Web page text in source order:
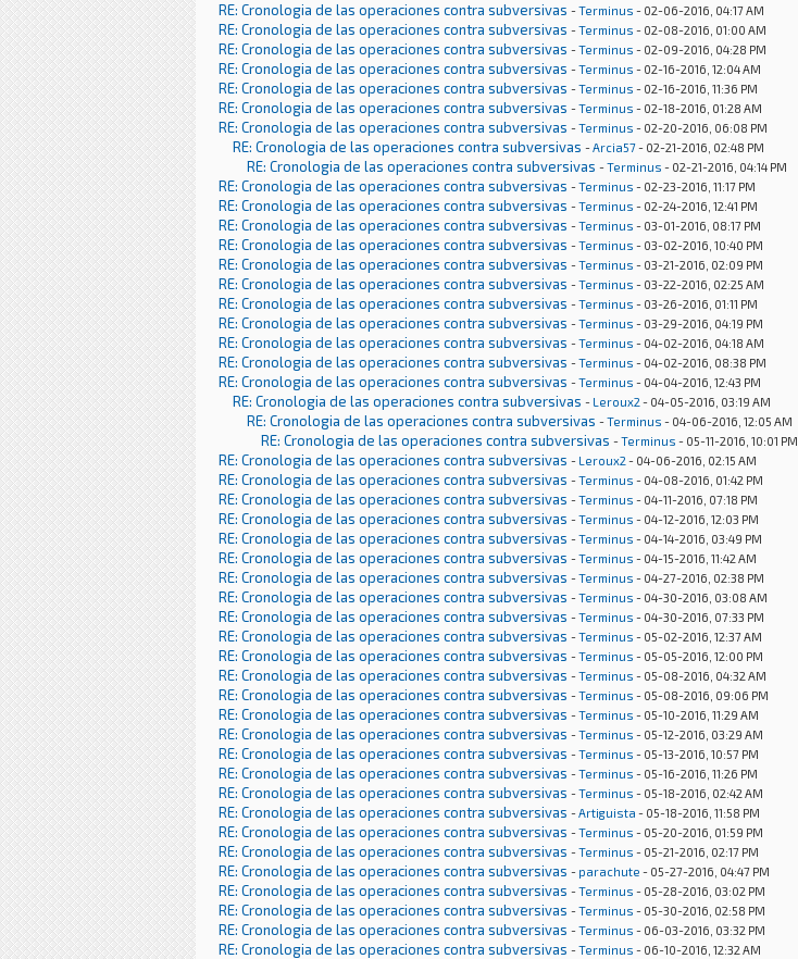
RE: Cronologia de las operaciones contra subversivas -Terminus - 02-06-2016, 04:17 AM
RE: Cronologia de las operaciones contra subversivas -Terminus - 02-08-2016, 01:00 AM
RE: Cronologia de las operaciones contra subversivas -Terminus - 02-09-2016, 04:28 PM
RE: Cronologia de las operaciones contra subversivas -Terminus - 02-16-2016, 12:04 AM
RE: Cronologia de las operaciones contra subversivas -Terminus - 02-16-2016, 11:36 PM
RE: Cronologia de las operaciones contra subversivas -Terminus - 02-18-2016, 01:28 AM
RE: Cronologia de las operaciones contra subversivas -Terminus - 02-20-2016, 06:08 PM
RE: Cronologia de las operaciones contra subversivas -Arcia57- 02-21-2016, 02:48 PM
RE: Cronologia de las operaciones contra subversivas -Terminus - 02-21-2016, 04:14 PM
RE: Cronologia de las operaciones contra subversivas -Terminus - 02-23-2016, 11:17 PM
RE: Cronologia de las operaciones contra subversivas -Terminus - 02-24-2016, 12:41 PM
RE: Cronologia de las operaciones contra subversivas -Terminus - 03-01-2016, 08:17 PM
RE: Cronologia de las operaciones contra subversivas -Terminus - 03-02-2016, 10:40 PM
RE: Cronologia de las operaciones contra subversivas -Terminus - 03-21-2016, 02:09 PM
RE: Cronologia de las operaciones contra subversivas -Terminus - 03-22-2016, 02:25 AM
RE: Cronologia de las operaciones contra subversivas -Terminus - 03-26-2016, 01:11 PM
RE: Cronologia de las operaciones contra subversivas -Terminus - 03-29-2016, 04:19 PM
RE: Cronologia de las operaciones contra subversivas -Terminus - 04-02-2016, 04:18 AM
RE: Cronologia de las operaciones contra subversivas -Terminus - 04-02-2016, 08:38 PM
RE: Cronologia de las operaciones contra subversivas -Terminus - 04-04-2016, 12:43 PM
RE: Cronologia de las operaciones contra subversivas - Leroux2 - 04-05-2016, 03:19 AM
RE: Cronologia de las operaciones contra subversivas -Terminus - 04-06-2016, 12:05 AM
RE: Cronologia de las operaciones contra subversivas -Terminus - 05-11-2016, 10:01 PM
RE: Cronologia de las operaciones contra subversivas - Leroux2 - 04-06-2016, 02:15 AM
RE: Cronologia de las operaciones contra subversivas -Terminus - 04-08-2016, 01:42 PM
RE: Cronologia de las operaciones contra subversivas -Terminus - 04-11-2016, 07:18 PM
RE: Cronologia de las operaciones contra subversivas -Terminus - 04-12-2016, 12:03 PM
RE: Cronologia de las operaciones contra subversivas -Terminus - 04-14-2016, 03:49 PM
RE: Cronologia de las operaciones contra subversivas -Terminus - 04-15-2016, 11:42 AM
RE: Cronologia de las operaciones contra subversivas -Terminus - 04-27-2016, 02:38 PM
RE: Cronologia de las operaciones contra subversivas -Terminus - 04-30-2016, 03:08 AM
RE: Cronologia de las operaciones contra subversivas -Terminus - 04-30-2016, 07:33 PM
RE: Cronologia de las operaciones contra subversivas -Terminus - 05-02-2016, 12:37 AM
RE: Cronologia de las operaciones contra subversivas -Terminus - 05-05-2016, 12:00 PM
RE: Cronologia de las operaciones contra subversivas -Terminus - 05-08-2016, 04:32 AM
RE: Cronologia de las operaciones contra subversivas -Terminus - 05-08-2016, 09:06 PM
RE: Cronologia de las operaciones contra subversivas -Terminus - 05-10-2016, 11:29 AM
RE: Cronologia de las operaciones contra subversivas -Terminus - 05-12-2016, 03:29 AM
RE: Cronologia de las operaciones contra subversivas -Terminus - 05-13-2016, 10:57 PM
RE: Cronologia de las operaciones contra subversivas -Terminus - 05-16-2016, 11:26 PM
RE: Cronologia de las operaciones contra subversivas -Terminus - 05-18-2016, 02:42 AM
RE: Cronologia de las operaciones contra subversivas -Artiguista - 05-18-2016, 11:58 PM
RE: Cronologia de las operaciones contra subversivas -Terminus - 05-20-2016, 01:59 PM
RE: Cronologia de las operaciones contra subversivas -Terminus - 05-21-2016, 02:17 PM
RE: Cronologia de las operaciones contra subversivas - parachute - 05-27-2016, 04:47 PM
RE: Cronologia de las operaciones contra subversivas -Terminus - 05-28-2016, 03:02 PM
RE: Cronologia de las operaciones contra subversivas -Terminus - 05-30-2016, 02:58 PM
RE: Cronologia de las operaciones contra subversivas -Terminus - 06-03-2016, 03:32 PM
RE: Cronologia de las operaciones contra subversivas -Terminus - 06-10-2016, 12:32 AM